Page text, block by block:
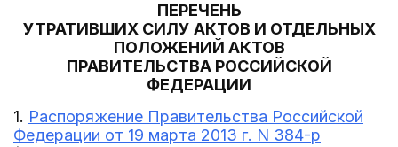
ПЕРЕЧЕНЬ
УТРАТИВШИХ СИЛУ АКТОВ И ОТДЕЛЬНЫХ
ПОЛОЖЕНИЙ АКТОВ
ПРАВИТЕЛЬСТВА РОССИЙСКОЙ
ФЕДЕРАЦИИ
1. Распоряжение Правительства Российской
Федерации от 19 марта 2013 г. N 384-р